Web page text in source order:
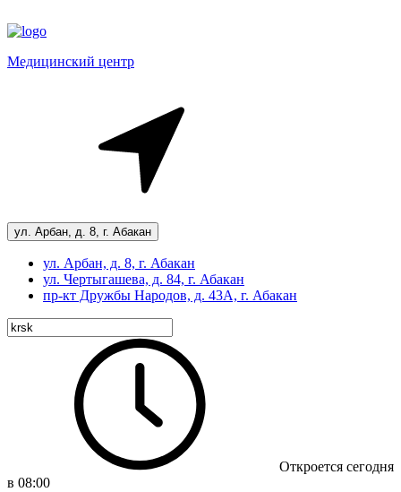
Медицинский центр
ул. Арбан, д. 8, г. Абакан
ул. Арбан, д. 8, г. Абакан
ул. Чертыгашева, д. 84, г. Абакан
пр-кт Дружбы Народов, д. 43А, г. Абакан
Откроется сегодня
в 08:00